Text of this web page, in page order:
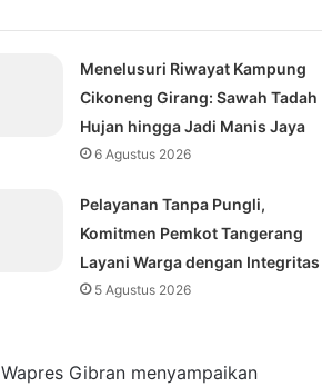
Menelusuri Riwayat Kampung
Cikoneng Girang: Sawah Tadah
Hujan hingga Jadi Manis Jaya
6 Agustus 2026
Pelayanan Tanpa Pungli,
Komitmen Pemkot Tangerang
Layani Warga dengan Integritas
5 Agustus 2026
Gibran menyampaikan